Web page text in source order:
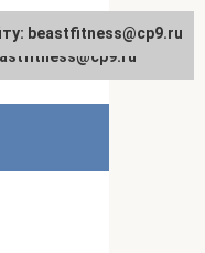
предложений по
beastfitness@cp9.ru